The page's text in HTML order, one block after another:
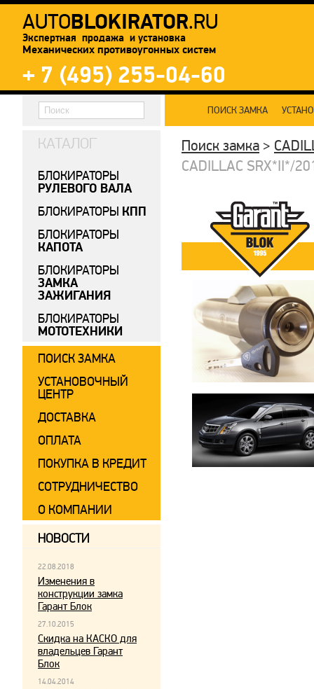
AUTOBLOKIRATOR.RU
Экспертная продажа и установка
Механических противоугонных систем
+ 7 (495) 255-04-60
ПОИСК ЗАМКА
Поиск замка >
CADILLAC SRX*II*/
КАТАЛОГ
БЛОКИРАТОРЫ
РУЛЕВОГО ВАЛА
БЛОКИРАТОРЫ КПП
БЛОКИРАТОРЫ
КАПОТА
БЛОКИРАТОРЫ
ЗАМКА
ЗАЖИГАНИЯ
БЛОКИРАТОРЫ
МОТОТЕХНИКИ
ПОИСК ЗАМКА
УСТАНОВОЧНЫЙ
ЦЕНТР
ДОСТАВКА
ОПЛАТА
ПОКУПКА В КРЕДИТ
СОТРУДНИЧЕСТВО
О КОМПАНИИ
НОВОСТИ
22.08.2018
Изменения в
конструкции замка
Гарант Блок
27.10.2015
Скидка на КАСКО для
владельцев Гарант
Блок
14.04.2014